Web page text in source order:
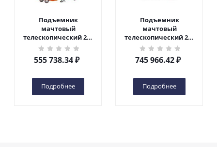
Подъемник
мачтовый
телескопический 200
кг 6 м TOR GTWY6-200S
DC 2-мачтовый
(автономный) (G) в
555 738.34₽
Подробнее
Подъемник
мачтовый
телескопический 200
кг 10 м TOR GTWY10-
200S DC 2-мачтовый
(автономный) (N) в
745 966.42₽
Подробнее